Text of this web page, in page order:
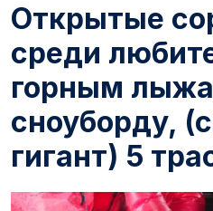
Открытые
среди
горным
сноуборду,
гигант) 5